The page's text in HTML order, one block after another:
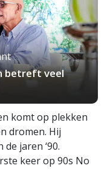
betreft veel
komt op plekken
dromen. Hij
jaren ‘90.
keer op 90s No